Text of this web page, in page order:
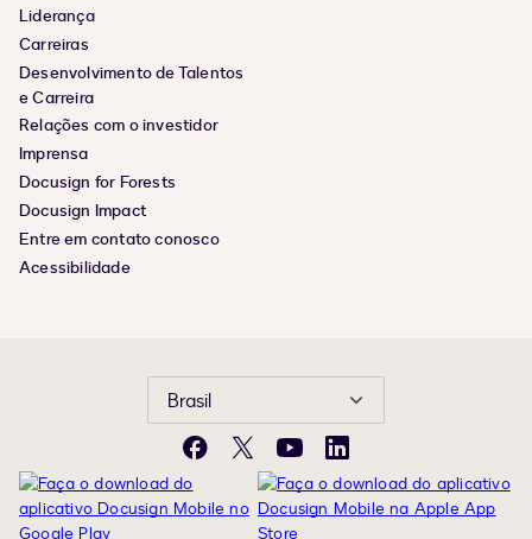
Liderança
Carreiras
Desenvolvimento de Talentos
e Carreira
Relações com o investidor
Imprensa
Docusign for Forests
Docusign Impact
Entre em contato conosco
Acessibilidade
Brasil
Facebook
X YouTubeLinkedIn